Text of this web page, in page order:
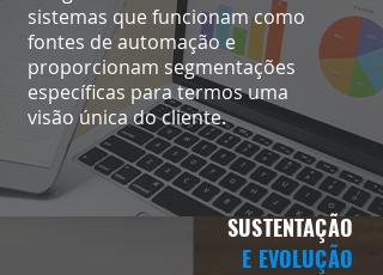
SUSTENTAÇÃO
E EVOLUÇÃO
sistemas que funcionam como
fontes de automação e
proporcionam segmentações
específicas para termos uma
visão única do cliente.